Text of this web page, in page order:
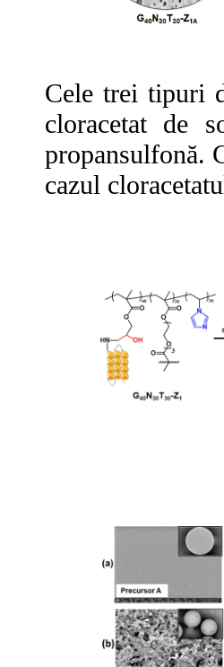
Cele trei tipuri
cloracetat de
propansulfonă.
cazul